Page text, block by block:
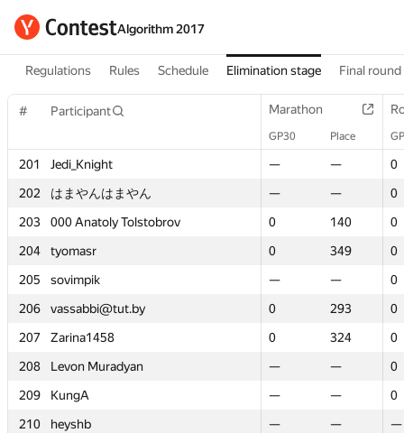
Algorithm 2017
Regulations Rules Schedule Elimination stage Final round
# Participant Marathon
GP30 Place
201 Jedi_Knight — —
0
202
はまやんはまやん — —
0
203
000 Anatoly Tolstobrov 0 140
0
204
tyomasr 0 349
0
205
sovimpik — —
0
206
vassabbi@tut.by 0 293
0
207
Zarina1458 0 324
0
208
Levon Muradyan — —
0
209
KungA — —
0
210
heyshb — —
—
# Participant Marathon
GP30 Place
201 Jedi_Knight — —
0
202
はまやんはまやん — —
0
203
000 Anatoly Tolstobrov 0 140
0
204
tyomasr 0 349
0
205
sovimpik — —
0
206
vassabbi@tut.by 0 293
0
207
Zarina1458 0 324
0
208
Levon Muradyan — —
0
209
KungA — —
0
210
heyshb — —
—